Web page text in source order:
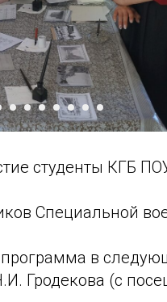
студенты КГБ
Специальной
в
Гродекова (с